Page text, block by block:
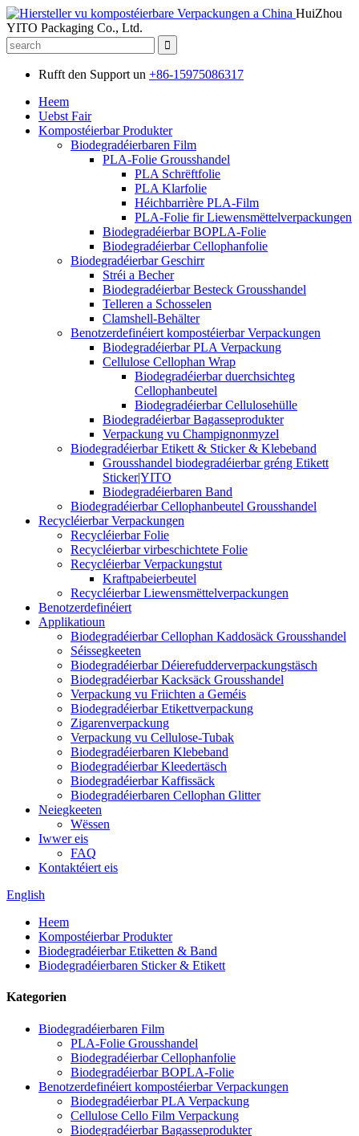
HuiZhou
YITO Packaging Co., Ltd.
Rufft den Support un +86-15975086317
Heem
Uebst Fair
Kompostéierbar Produkter
Biodegradéierbaren Film
PLA-Folie Grousshandel
PLA Schrëftfolie
PLA Klarfolie
Héichbarrière PLA-Film
PLA-Folie fir Liewensmëttelverpackungen
Biodegradéierbar BOPLA-Folie
Biodegradéierbar Cellophanfolie
Biodegradéierbar Geschirr
Stréi a Becher
Biodegradéierbar Besteck Grousshandel
Telleren a Schosselen
Clamshell-Behälter
Benotzerdefinéiert kompostéierbar Verpackungen
Biodegradéierbar PLA Verpackung
Cellulose Cellophan Wrap
Biodegradéierbar duerchsichteg
Cellophanbeutel
Biodegradéierbar Cellulosehülle
Biodegradéierbar Bagasseprodukter
Verpackung vu Champignonmyzel
Biodegradéierbar Etikett & Sticker & Klebeband
Grousshandel biodegradéierbar gréng Etikett
Sticker|YITO
Biodegradéierbaren Band
Biodegradéierbar Cellophanbeutel Grousshandel
Recycléierbar Verpackungen
Recycléierbar Folie
Recycléierbar virbeschichtete Folie
Recycléierbar Verpackungstut
Kraftpabeierbeutel
Recycléierbar Liewensmëttelverpackungen
Benotzerdefinéiert
Applikatioun
Biodegradéierbar Cellophan Kaddosäck Grousshandel
Séissegkeeten
Biodegradéierbar Déierefudderverpackungstäsch
Biodegradéierbar Kacksäck Grousshandel
Verpackung vu Friichten a Geméis
Biodegradéierbar Etikettverpackung
Zigarenverpackung
Verpackung vu Cellulose-Tubak
Biodegradéierbaren Klebeband
Biodegradéierbar Kleedertäsch
Biodegradéierbar Kaffissäck
Biodegradéierbaren Cellophan Glitter
Neiegkeeten
Wëssen
Iwwer eis
FAQ
Kontaktéiert eis
English
Heem
Kompostéierbar Produkter
Biodegradéierbar Etiketten & Band
Biodegradéierbaren Sticker & Etikett
Kategorien
Biodegradéierbaren Film
PLA-Folie Grousshandel
Biodegradéierbar Cellophanfolie
Biodegradéierbar BOPLA-Folie
Benotzerdefinéiert kompostéierbar Verpackungen
Biodegradéierbar PLA Verpackung
Cellulose Cello Film Verpackung
Biodegradéierbar Bagasseprodukter